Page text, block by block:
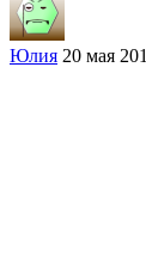
Юлия 20 мая